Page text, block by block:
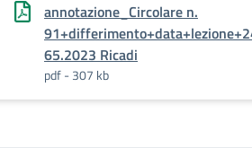
annotazione_Circolare n.
65.2023 Ricadi
pdf - 307 kb